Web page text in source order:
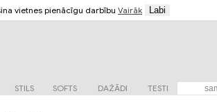
vietnes pienācīgu darbību Vairāk
STILS SOFTS DAŽĀDI TESTI